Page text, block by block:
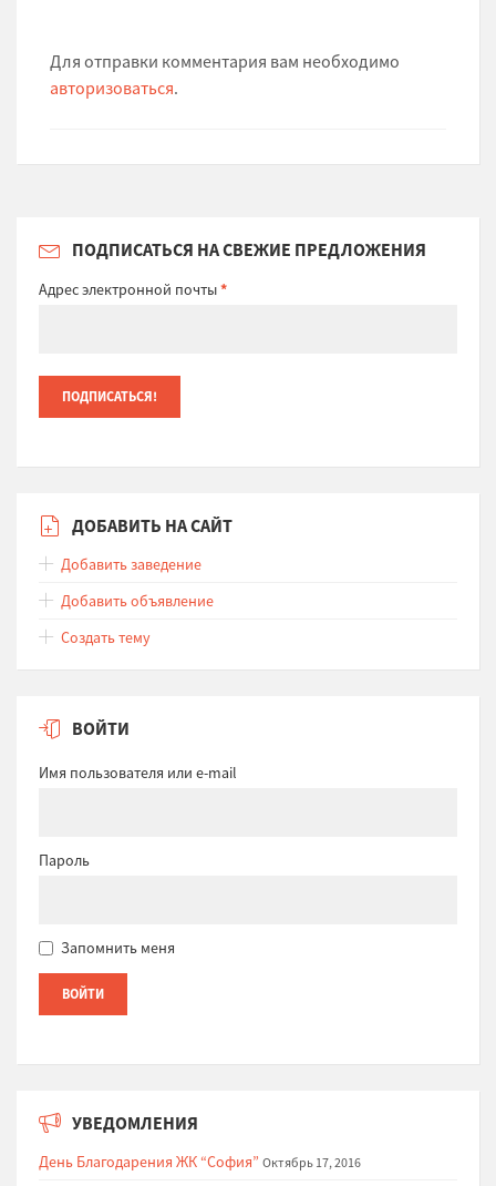
Для отправки комментария вам необходимо
авторизоваться.
ПОДПИСАТЬСЯ НА СВЕЖИЕ ПРЕДЛОЖЕНИЯ
Адрес электронной почты*
ДОБАВИТЬ НА САЙТ
Добавить заведение
Добавить объявление
Создать тему
ВОЙТИ
Имя пользователя или e-mail
Пароль
Запомнить меня
УВЕДОМЛЕНИЯ
День Благодарения ЖК “София” Октябрь 17, 2016